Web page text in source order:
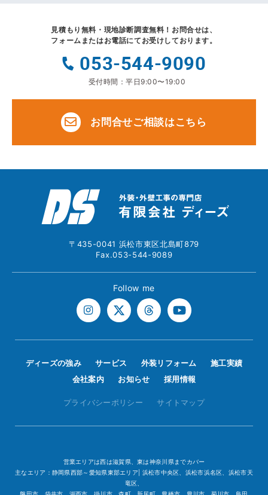
見積もり無料・現地診断調査無料！ お問合せは、
フォームまたはお電話にてお受けしております。
053-544-9090
受付時間：平日9:00〜19:00
お問合せご相談はこちら
〒435-0041 浜松市東区北島町879
Fax.053-544-9089
Follow me
ディーズの強み サービス 外装リフォーム
施工実績
会社案内
お知らせ 採用情報
プライバシーポリシー サイトマップ
営業エリアは西は滋賀県、東は神奈川県までカバー
主なエリア：静岡県西部～愛知県東部エリア| 浜松市中央区、浜松市浜名区、浜松市天
竜区、